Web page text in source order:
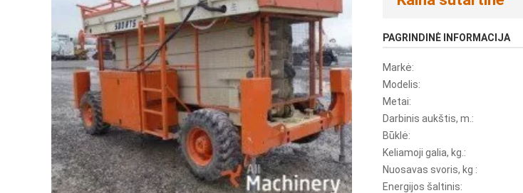
PAGRINDINĖ INFORMACIJA
Markė:
Modelis:
Metai:
Darbinis aukštis, m.:
Būklė:
Keliamoji galia, kg.:
Nuosavas svoris, kg :
Energijos šaltinis: